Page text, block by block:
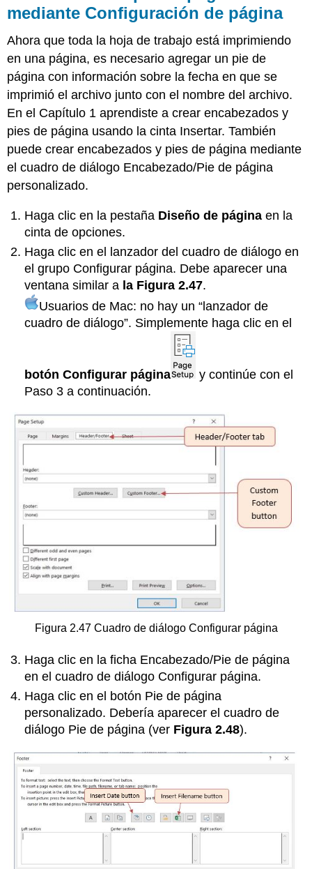
mediante Configuración de página
Ahora que toda la hoja de trabajo está imprimiendo
en una página, es necesario agregar un pie de
página con información sobre la fecha en que se
imprimió el archivo junto con el nombre del archivo.
En el Capítulo 1 aprendiste a crear encabezados y
pies de página usando la cinta Insertar. También
puede crear encabezados y pies de página mediante
el cuadro de diálogo Encabezado/Pie de página
personalizado.
Haga clic en la pestaña Diseño de página en la
cinta de opciones.
Haga clic en el lanzador del cuadro de diálogo en
el grupo Configurar página. Debe aparecer una
ventana similar a la Figura 2.47.
Usuarios de Mac: no hay un “lanzador de
cuadro de diálogo”. Simplemente haga clic en el
botón Configurar página
y continúe con el
Paso 3 a continuación.
Figura 2.47 Cuadro de diálogo Configurar página
Haga clic en la ficha Encabezado/Pie de página
en el cuadro de diálogo Configurar página.
Haga clic en el botón Pie de página
personalizado. Debería aparecer el cuadro de
diálogo Pie de página (ver Figura 2.48).